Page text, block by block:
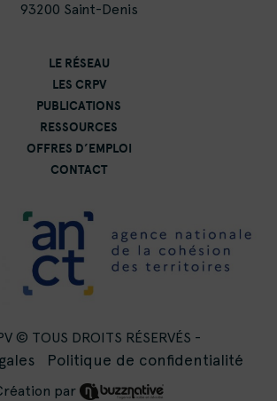
93200 Saint-Denis
LE RÉSEAU
LES CRPV
PUBLICATIONS
RESSOURCES
OFFRES D’EMPLOI
CONTACT
© TOUS DROITS RÉSERVÉS -
Politique de confidentialité
par